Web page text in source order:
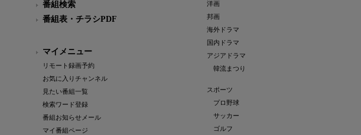
番組検索
番組表・チラシPDF
マイメニュー
リモート録画予約
お気に入りチャンネル
見たい番組一覧
検索ワード登録
番組お知らせメール
マイ番組ページ
洋画
邦画
海外ドラマ
国内ドラマ
アジアドラマ
韓流まつり
スポーツ
プロ野球
サッカー
ゴルフ